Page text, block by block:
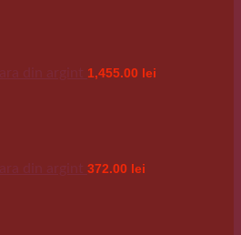
din argint 1,455.00 lei
din argint 372.00 lei